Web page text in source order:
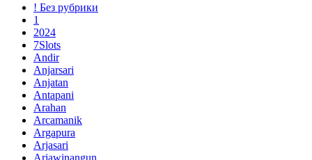
! Без рубрики
1
2024
7Slots
Andir
Anjarsari
Anjatan
Antapani
Arahan
Arcamanik
Argapura
Arjasari
Arjawinangun